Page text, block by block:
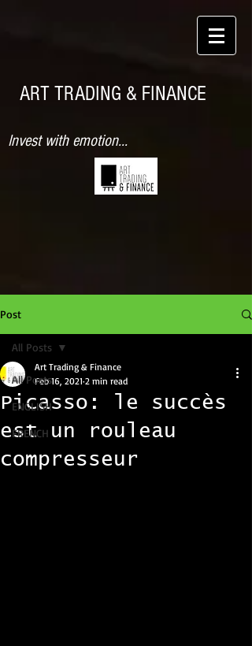
ART TRADING & FINANCE
Invest with emotion...
Post
All Posts
ENGLISH
FRENCH
All Posts
Picasso: le succès
est un rouleau
compresseur
Art Trading & Finance
Feb 16, 2021 2 min read